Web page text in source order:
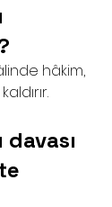
hâkim,